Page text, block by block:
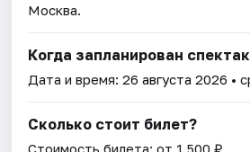
Москва.
Когда запланирован
Дата и время:26 августа 2026 •
Сколько стоит билет?